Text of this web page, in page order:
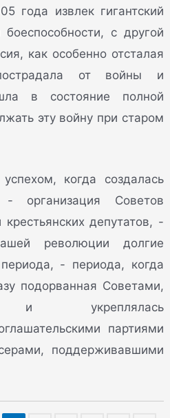
года извлек гигантский
с другой
как особенно отсталая
от войны и
в состояние полной
эту войну при старом
когда создалась
- организация Советов
депутатов, -
революции долгие
- периода, когда
подорванная Советами,
и укреплялась
партиями
поддерживавшими